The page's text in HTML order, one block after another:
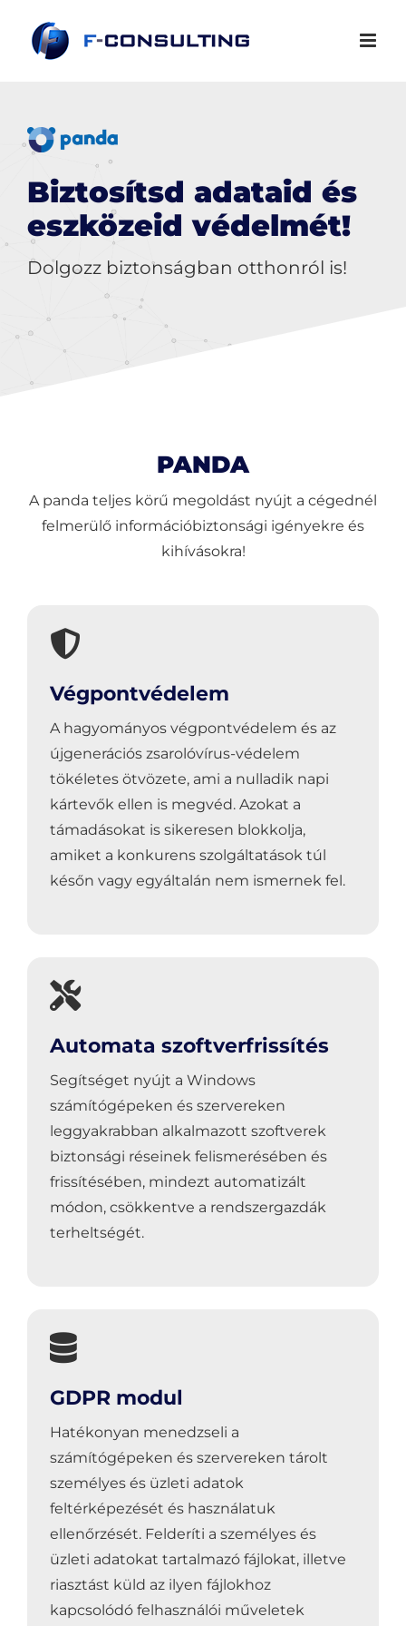
Biztosítsd adataid és
eszközeid védelmét!
Dolgozz biztonságban otthonról is!
PANDA
A panda teljes körű megoldást nyújt a cégednél
felmerülő információbiztonsági igényekre és
kihívásokra!
Végpontvédelem
A hagyományos végpontvédelem és az
újgenerációs zsarolóvírus-védelem
tökéletes ötvözete, ami a nulladik napi
kártevők ellen is megvéd. Azokat a
támadásokat is sikeresen blokkolja,
amiket a konkurens szolgáltatások túl
későn vagy egyáltalán nem ismernek fel.
Automata szoftverfrissítés
Segítséget nyújt a Windows
számítógépeken és szervereken
leggyakrabban alkalmazott szoftverek
biztonsági réseinek felismerésében és
frissítésében, mindezt automatizált
módon, csökkentve a rendszergazdák
terheltségét.
GDPR modul
Hatékonyan menedzseli a
számítógépeken és szervereken tárolt
személyes és üzleti adatok
feltérképezését és használatuk
ellenőrzését. Felderíti a személyes és
üzleti adatokat tartalmazó fájlokat, illetve
riasztást küld az ilyen fájlokhoz
kapcsolódó felhasználói műveletek